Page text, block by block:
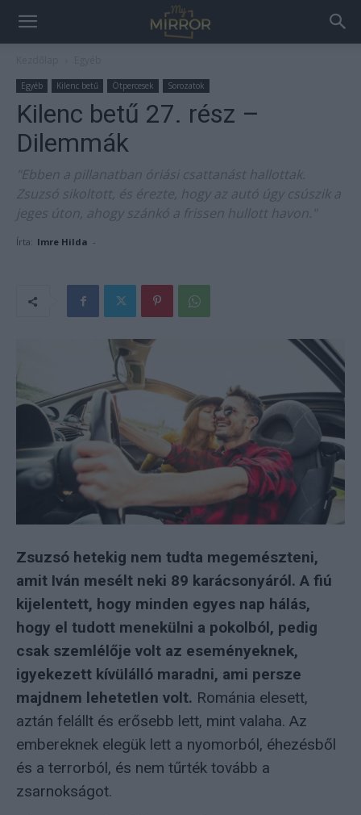
Egyéb Kilenc betű Ötpercesek Sorozatok
Kilenc betű 27. rész –
Dilemmák
"Ebben a pillanatban óriási csattanást hallottak.
Zsuzsó sikoltott, és érezte, hogy az autó úgy csúszik a
jeges úton, ahogy szánkó a frissen hullott havon."
Írta: Imre Hilda -
Zsuzsó hetekig nem tudta megemészteni,
amit Iván mesélt neki 89 karácsonyáról. A fiú
kijelentett, hogy minden egyes nap hálás,
hogy el tudott menekülni a pokolból, pedig
csak szemlélője volt az eseményeknek,
igyekezett kívülálló maradni, ami persze
majdnem lehetetlen volt. Románia elesett,
aztán felállt és erősebb lett, mint valaha. Az
embereknek elegük lett a nyomorból, éhezésből
és a terrorból, és nem tűrték tovább a
zsarnokságot.